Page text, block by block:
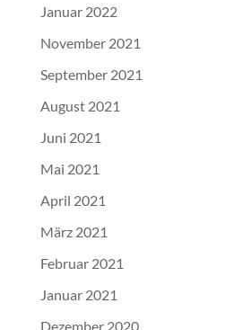
Januar 2022
November 2021
September 2021
August 2021
Juni 2021
Mai 2021
April 2021
März 2021
Februar 2021
Januar 2021
Dezember 2020